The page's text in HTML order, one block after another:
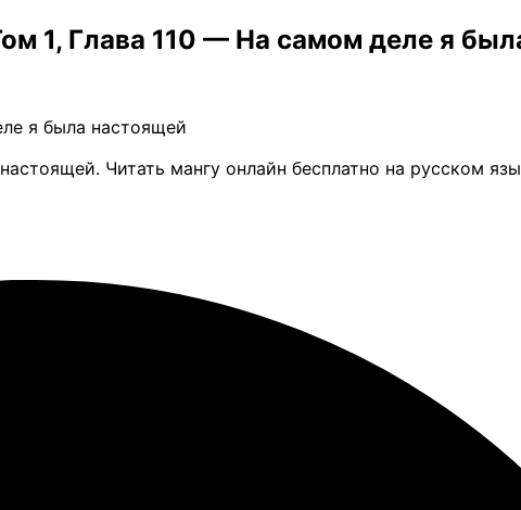
1, Глава 110 — На самом деле я
я была настоящей
Читать мангу онлайн бесплатно на русском